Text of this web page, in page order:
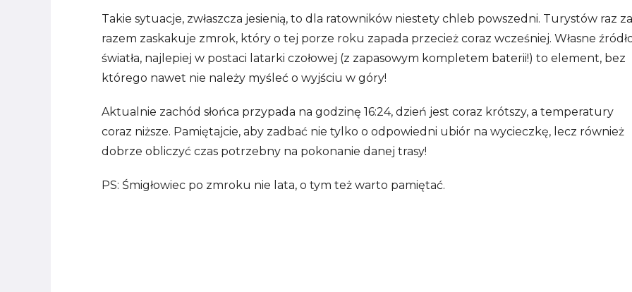
Takie sytuacje, zwłaszcza jesienią, to dla ratowników niestety chleb powszedni. Turystów raz za
razem zaskakuje zmrok, który o tej porze roku zapada przecież coraz wcześniej. Własne
światła, najlepiej w postaci latarki czołowej (z zapasowym kompletem baterii!) to element, bez
którego nawet nie należy myśleć o wyjściu w góry!
Aktualnie zachód słońca przypada na godzinę 16:24, dzień jest coraz krótszy, a temperatury
coraz niższe. Pamiętajcie, aby zadbać nie tylko o odpowiedni ubiór na wycieczkę, lecz również
dobrze obliczyć czas potrzebny na pokonanie danej trasy!
PS: Śmigłowiec po zmroku nie lata, o tym też warto pamiętać.